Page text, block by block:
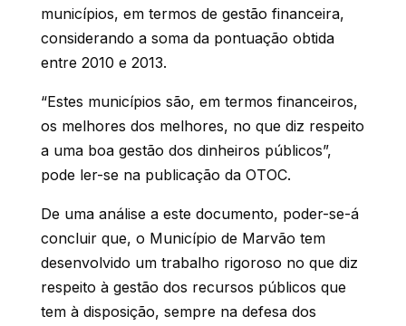
municípios, em termos de gestão financeira,
considerando a soma da pontuação obtida
entre 2010 e 2013.
“Estes municípios são, em termos financeiros,
os melhores dos melhores, no que diz respeito
a uma boa gestão dos dinheiros públicos”,
pode ler-se na publicação da OTOC.
De uma análise a este documento, poder-se-á
concluir que, o Município de Marvão tem
desenvolvido um trabalho rigoroso no que diz
respeito à gestão dos recursos públicos que
tem à disposição, sempre na defesa dos